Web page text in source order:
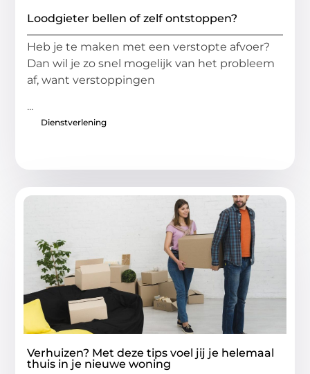
Loodgieter bellen of zelf ontstoppen?
Heb je te maken met een verstopte afvoer?
Dan wil je zo snel mogelijk van het probleem
af, want verstoppingen
...
Dienstverlening
Verhuizen? Met deze tips voel jij je helemaal
thuis in je nieuwe woning